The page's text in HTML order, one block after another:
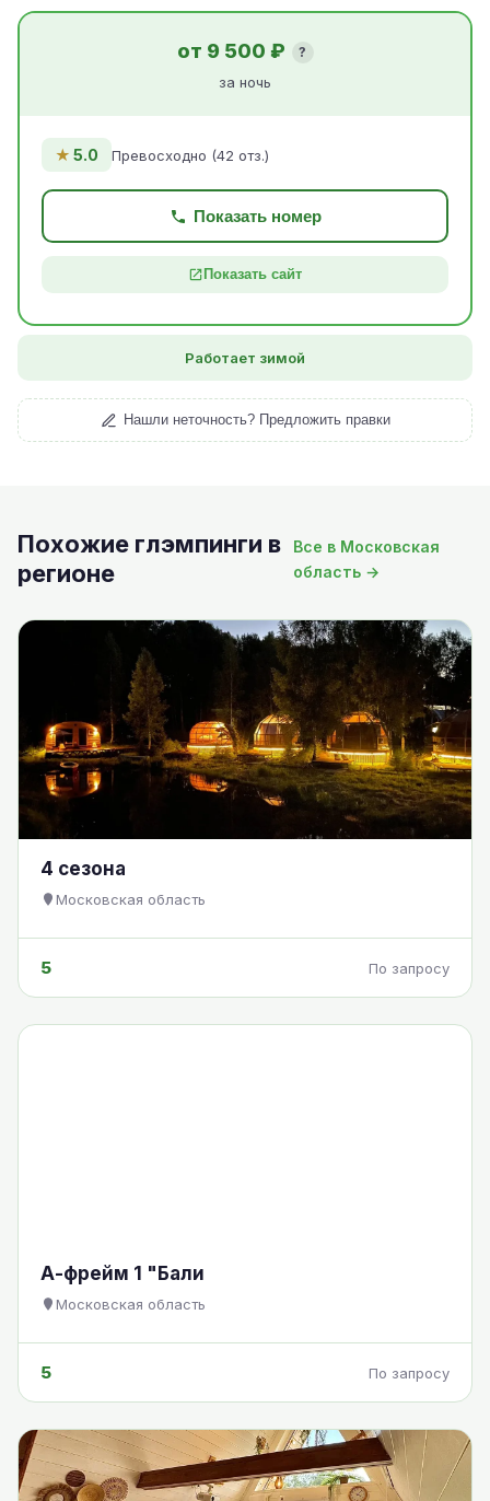
от 9 500 ₽
?
за ночь
★ 5.0 Превосходно (42 отз.)
Показать номер
Показать сайт
Работает зимой
Нашли неточность? Предложить правки
Похожие глэмпинги в
регионе
Все в Московская
область →
4 сезона
Московская область
5 По запросу
А-фрейм 1 "Бали
Московская область
5 По запросу